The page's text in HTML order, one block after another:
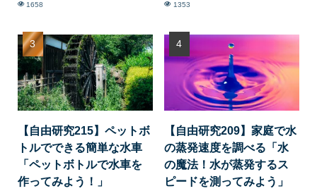
1658 1353
【自由研究215】ペットボ
トルでできる簡単な水車
「ペットボトルで水車を
作ってみよう！」
【自由研究209】家庭で水
の蒸発速度を調べる「水
の魔法！水が蒸発するス
ピードを測ってみよう」